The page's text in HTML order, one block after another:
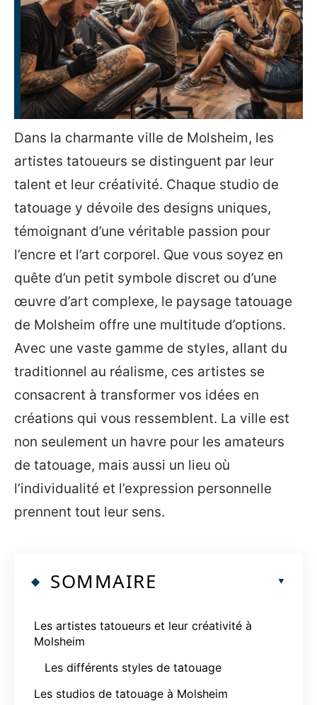
Dans la charmante ville de Molsheim, les
artistes tatoueurs se distinguent par leur
talent et leur créativité. Chaque studio de
tatouage y dévoile des designs uniques,
témoignant d’une véritable passion pour
l’encre et l’art corporel. Que vous soyez en
quête d’un petit symbole discret ou d’une
œuvre d’art complexe, le paysage tatouage
de Molsheim offre une multitude d’options.
Avec une vaste gamme de styles, allant du
traditionnel au réalisme, ces artistes se
consacrent à transformer vos idées en
créations qui vous ressemblent. La ville est
non seulement un havre pour les amateurs
de tatouage, mais aussi un lieu où
l’individualité et l’expression personnelle
prennent tout leur sens.
SOMMAIRE
Les artistes tatoueurs et leur créativité à
Molsheim
Les différents styles de tatouage
Les studios de tatouage à Molsheim